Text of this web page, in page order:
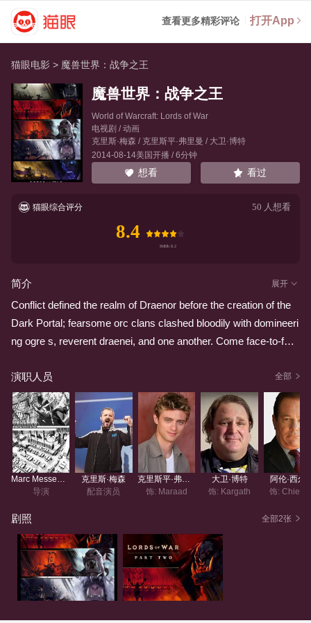
查看更多精彩评论 打开App
猫眼电影 > 魔兽世界：战争之王
魔兽世界：战争之王
World of Warcraft: Lords of War
电视剧 / 动画
克里斯·梅森 / 克里斯平·弗里曼 / 大卫·博特
2014-08-14美国开播 / 6分钟
想看 看过
猫眼综合评分 50 人想看
8.4
简介 展开
Conflict defined the realm of Draenor before the creation of the
Dark Portal; fearsome orc clans clashed bloodily with domineeri
ng ogre s, reverent draenei, and one another. Come face-to-fac
ss the fateful moments when they made themselves into legend
s.
演职人员 全部
导演
克里斯·梅森
配音演员
克里斯平·弗里曼
饰: Maraad
大卫·博特
饰: Kargath
阿伦·西尔
饰:
剧照 全部2张